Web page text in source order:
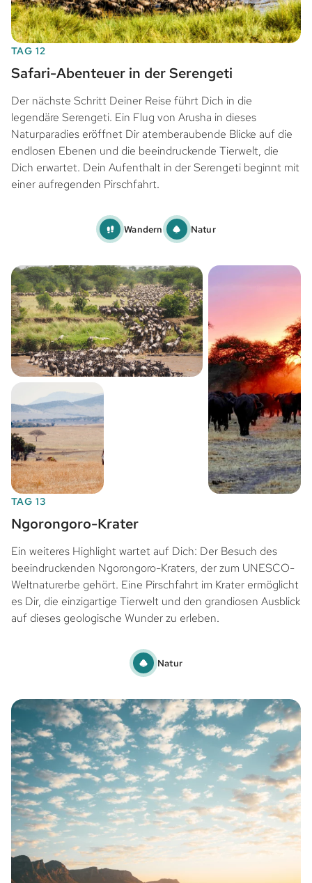
TAG 12
Safari-Abenteuer in der Serengeti
Der nächste Schritt Deiner Reise führt Dich in die
legendäre Serengeti. Ein Flug von Arusha in dieses
Naturparadies eröffnet Dir atemberaubende Blicke auf die
endlosen Ebenen und die beeindruckende Tierwelt, die
Dich erwartet. Dein Aufenthalt in der Serengeti beginnt mit
einer aufregenden Pirschfahrt.
Wandern Natur
TAG 13
Ngorongoro-Krater
Ein weiteres Highlight wartet auf Dich: Der Besuch des
beeindruckenden Ngorongoro-Kraters, der zum UNESCO-
Weltnaturerbe gehört. Eine Pirschfahrt im Krater ermöglicht
es Dir, die einzigartige Tierwelt und den grandiosen Ausblick
auf dieses geologische Wunder zu erleben.
Natur